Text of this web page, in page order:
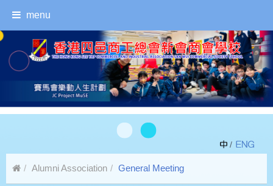
menu
/
Alumni Association General Meeting